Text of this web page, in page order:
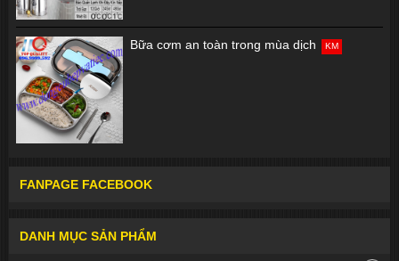
Bữa cơm an toàn trong mùa dịch KM
FANPAGE FACEBOOK
DANH MỤC SẢN PHẨM